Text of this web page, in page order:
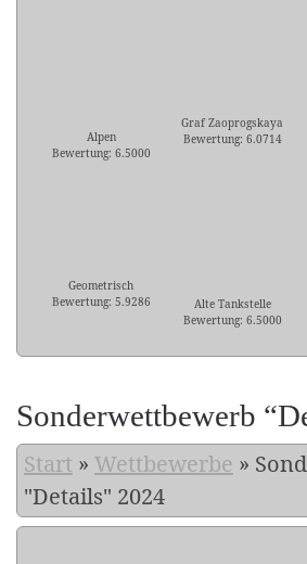
Alpen
Bewertung: 6.5000
Graf Zaoprogskaya
Bewertung: 6.0714
Geometrisch
Bewertung: 5.9286
Alte Tankstelle
Bewertung: 6.5000
Sonderwettbewerb
Start » Wettbewerbe »
"Details" 2024